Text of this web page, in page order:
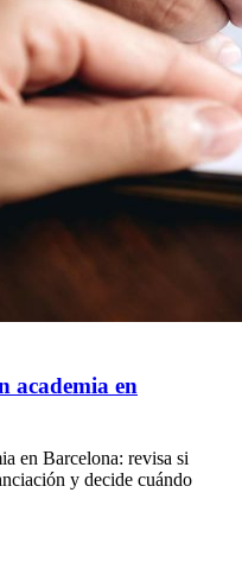
academia en
en Barcelona: revisa si
y decide cuándo